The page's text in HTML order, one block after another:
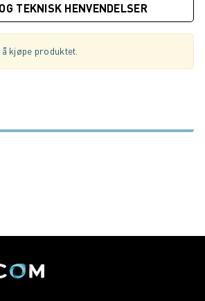
TEKNISK HENVENDELSER
kjøpe produktet.